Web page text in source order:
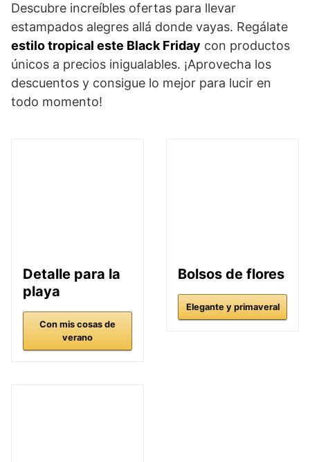
Descubre increíbles ofertas para llevar
estampados alegres allá donde vayas. Regálate
estilo tropical este Black Friday con productos
únicos a precios inigualables. ¡Aprovecha los
descuentos y consigue lo mejor para lucir en
todo momento!
Detalle para la
playa
Con mis cosas de
verano
Bolsos de flores
Elegante y primaveral